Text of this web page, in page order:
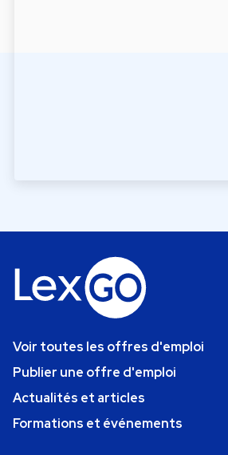
Voir toutes les offres d'emploi
Publier une offre d'emploi
Actualités et articles
Formations et événements